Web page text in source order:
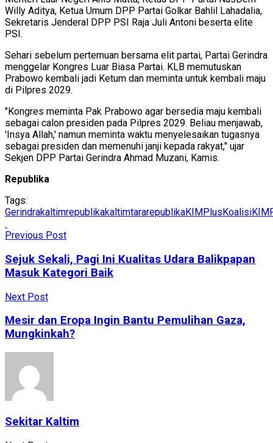
Willy Aditya, Ketua Umum DPP Partai Golkar Bahlil Lahadalia,
Sekretaris Jenderal DPP PSI Raja Juli Antoni beserta elite
PSI.
Sehari sebelum pertemuan bersama elit partai, Partai Gerindra
menggelar Kongres Luar Biasa Partai. KLB memutuskan
Prabowo kembali jadi Ketum dan meminta untuk kembali maju
di Pilpres 2029.
"Kongres meminta Pak Prabowo agar bersedia maju kembali
sebagai calon presiden pada Pilpres 2029. Beliau menjawab,
'Insya Allah,' namun meminta waktu menyelesaikan tugasnya
sebagai presiden dan memenuhi janji kepada rakyat," ujar
Sekjen DPP Partai Gerindra Ahmad Muzani, Kamis.
Republika
Tags:
GerindrakaltimrepublikakaltimtararepublikaKIMPlus
Previous Post
Sejuk Sekali, Pagi Ini Kualitas Udara Balikpapan
Masuk Kategori Baik
Next Post
Mesir dan Eropa Ingin Bantu Pemulihan Gaza,
Mungkinkah?
Sekitar Kaltim